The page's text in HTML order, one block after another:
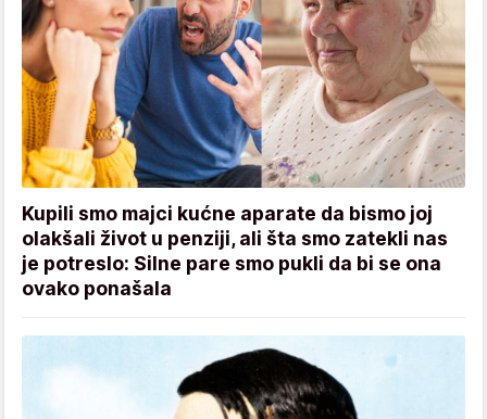
Kupili smo majci kućne aparate da bismo joj
olakšali život u penziji, ali šta smo zatekli nas
je potreslo: Silne pare smo pukli da bi se ona
ovako ponašala